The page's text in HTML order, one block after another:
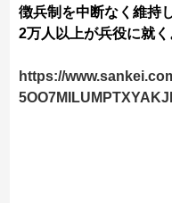
徴兵制を中断なく維持
2万人以上が兵役に就く
https://